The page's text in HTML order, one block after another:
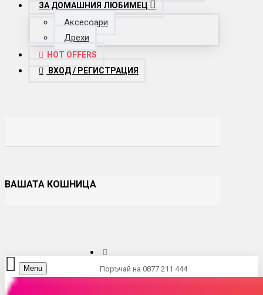
ЗА ДОМАШНИЯ ЛЮБИМЕЦ
Аксесоари
Дрехи
HOT OFFERS
ВХОД / РЕГИСТРАЦИЯ
ВАШАТА КОШНИЦА
Поръчай на 0877 211 444
Menu